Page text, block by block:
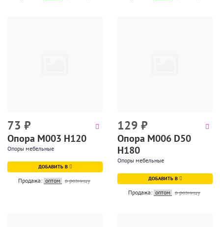
73 ₽
Опора М003 Н120
Опоры мебельные
ДОБАВИТЬ В
Продажа: оптом в розницу
129 ₽
Опора М006 D50
H180
Опоры мебельные
ДОБАВИТЬ В
Продажа: оптом в розницу